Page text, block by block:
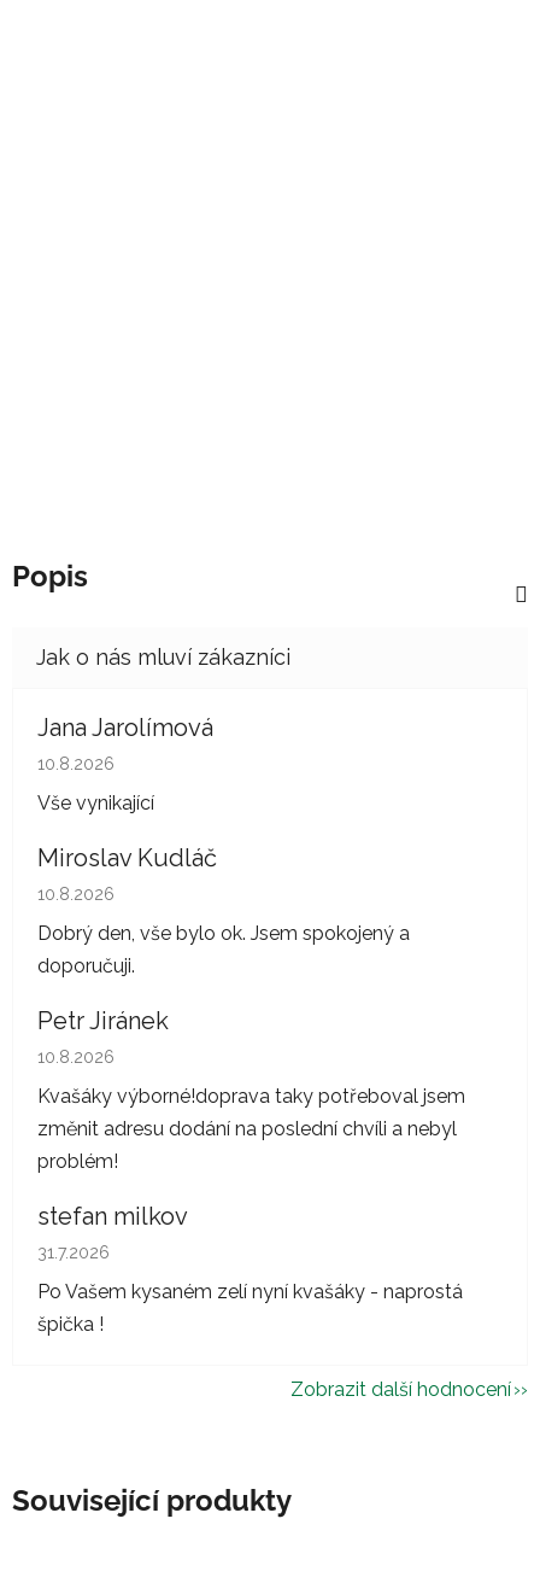
Popis
Jana Jarolímová
Hodnocení obchodu je 5 z 5 hvězdiček.
10.8.2026
Vše vynikající
Miroslav Kudláč
Hodnocení obchodu je 5 z 5 hvězdiček.
10.8.2026
Dobrý den, vše bylo ok. Jsem spokojený a
doporučuji.
Petr Jiránek
Hodnocení obchodu je 5 z 5 hvězdiček.
10.8.2026
Kvašáky výborné!doprava taky potřeboval jsem
změnit adresu dodání na poslední chvíli a nebyl
problém!
stefan milkov
Hodnocení obchodu je 5 z 5 hvězdiček.
31.7.2026
Po Vašem kysaném zelí nyní kvašáky - naprostá
špička !
Zobrazit další hodnocení
Související produkty